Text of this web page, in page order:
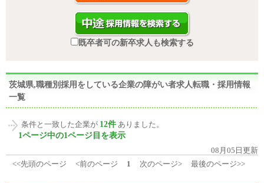
既卒者可の新卒求人も検索する
茨城県,職種別採用をしている企業の障がい者求人転職・採用情報
一覧
条件と一致した企業が 12件 ありました。
1ページ中の1ページ目を表示
08月05日更新
<<先頭のページ
<前のページ 1 次のページ> 最後のページ>>